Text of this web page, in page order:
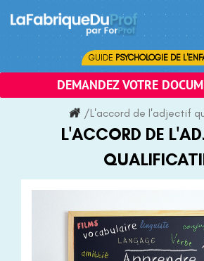
content
GUIDE PSYCHOLOGIE DE
DEMANDEZ VOTRE
/L'accord de l'adjectif
L'ACCORD DE